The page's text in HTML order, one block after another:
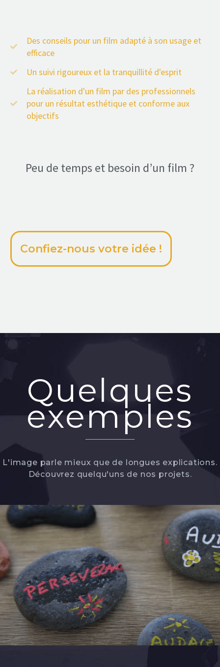
Des conseils pour un film adapté à son usage et
efficace
Un suivi rigoureux et la tranquillité d'esprit
La réalisation d'un film par des professionnels
pour un résultat esthétique et conforme aux
objectifs
Peu de temps et besoin d’un film ?
Confiez-nous votre idée !
Quelques
exemples
L'image parle mieux que de longues explications.
Découvrez quelqu'uns de nos projets.